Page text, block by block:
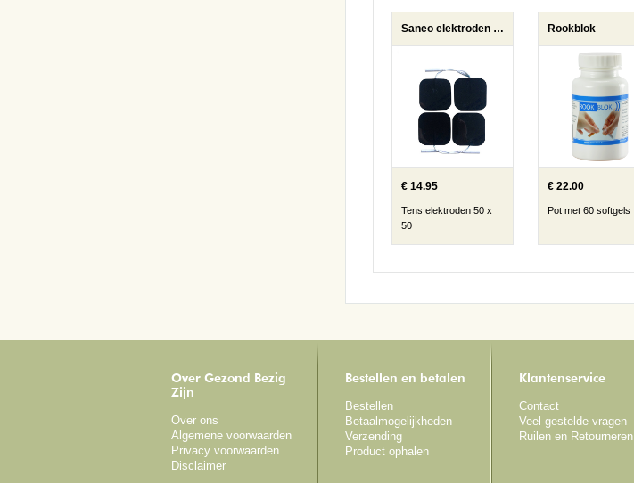
Saneo elektroden vierkant
€ 14.95
Tens elektroden 50 x
50
Rookblok
€ 22.00
Pot met 60 softgels
Over Gezond Bezig
Zijn
Over ons
Algemene voorwaarden
Privacy voorwaarden
Disclaimer
Bestellen en betalen
Bestellen
Betaalmogelijkheden
Verzending
Product ophalen
Klantenservice
Contact
Veel gestelde vragen
Ruilen en Retourneren